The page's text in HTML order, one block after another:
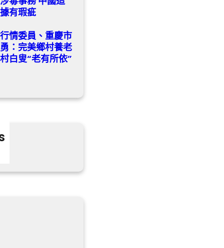
有瑕疵
情委員、重慶市
：完美鄉村養老
白叟“老有所依”